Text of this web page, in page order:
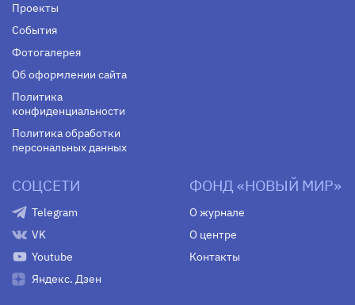
Проекты
События
Фотогалерея
Об оформлении сайта
Политика
конфиденциальности
Политика обработки
персональных данных
СОЦСЕТИ
Telegram
VK
Youtube
Яндекс. Дзен
ФОНД «НОВЫЙ МИР»
О журнале
О центре
Контакты